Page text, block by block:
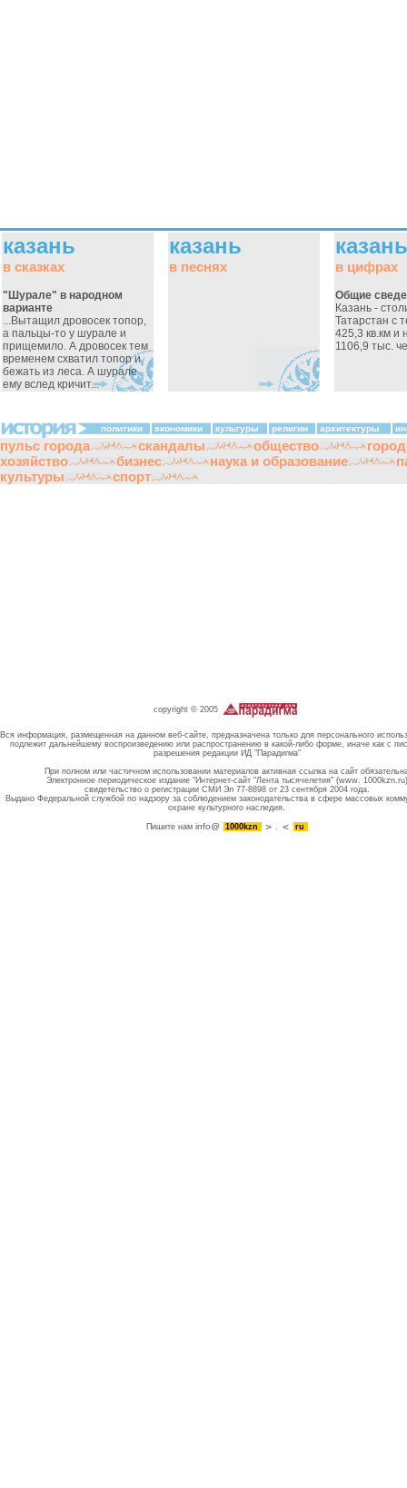
казань
в сказках
"Шурале" в народном
варианте
...Вытащил дровосек топор,
а пальцы-то у шурале и
прищемило. А дровосек тем
временем схватил топор и
бежать из леса. А шурале
ему вслед кричит...
казань
в песнях
казань
в цифрах
Общие
Казань -
Татарстан с
425,3 кв.км и
1106,9 тыс.
политики экономики культуры религии архитектуры
пульс города скандалы общество
хозяйство
бизнес наука и образование
культуры
спорт
copyright © 2005
Вся информация, размещенная на данном веб-сайте, предназначена только для персонального
подлежит дальнейшему воспроизведению или распространению в какой-либо форме, иначе как с
разрешения редакции ИД "Парадигма"
При полном или частичном использовании материалов активная ссылка на сайт
Электронное периодическое издание "Интернет-сайт "Лента тысячелетия" (www. 1000kzn.ru)
свидетельство о регистрации СМИ Эл 77-8898 от 23 сентября 2004 года.
Выдано Федеральной службой по надзору за соблюдением законодательства в сфере массовых
охране культурного наследия.
Пишите намinfo@ 1000kzn . ru